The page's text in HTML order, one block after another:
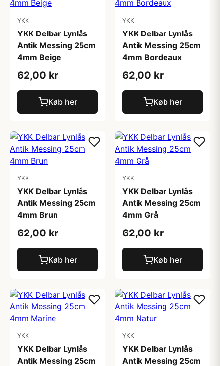
YKK
YKK Delbar Lynlås
Antik Messing 25cm
4mm Beige
62,00 kr
Køb her
YKK
YKK Delbar Lynlås
Antik Messing 25cm
4mm Bordeaux
62,00 kr
Køb her
YKK
YKK Delbar Lynlås
Antik Messing 25cm
4mm Brun
62,00 kr
Køb her
YKK
YKK Delbar Lynlås
Antik Messing 25cm
4mm Grå
62,00 kr
Køb her
YKK
YKK Delbar Lynlås
Antik Messing 25cm
YKK
YKK Delbar Lynlås
Antik Messing 25cm